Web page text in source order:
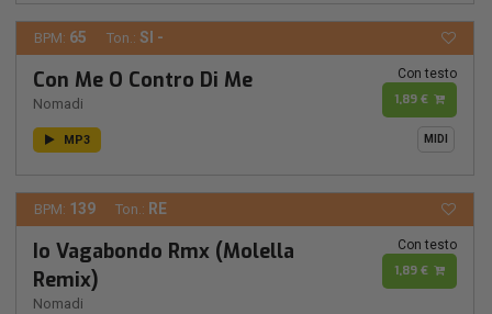
BPM: 65 Ton.: SI -
Con Me O Contro Di Me
Nomadi
Con testo
1,89 €
MP3 MIDI
BPM: 139 Ton.: RE
Io Vagabondo Rmx (Molella
Remix)
Nomadi
Con testo
1,89 €